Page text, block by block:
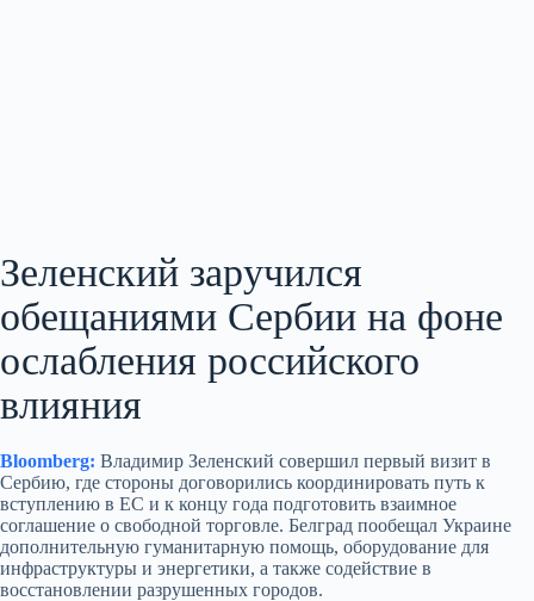
Зеленский заручился
обещаниями Сербии на фоне
ослабления российского
влияния
Bloomberg: Владимир Зеленский совершил первый визит в
Сербию, где стороны договорились координировать путь к
вступлению в ЕС и к концу года подготовить взаимное
соглашение о свободной торговле. Белград пообещал Украине
дополнительную гуманитарную помощь, оборудование для
инфраструктуры и энергетики, а также содействие в
восстановлении разрушенных городов.